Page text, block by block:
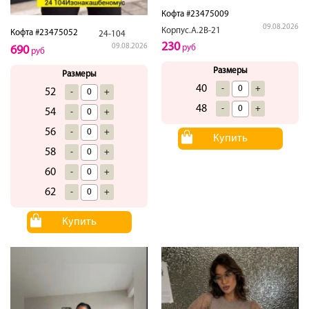
Кофта #23475052 24-104
09.08.2026
690руб
Размеры
52 - +
54 - +
56 - +
58 - +
60 - +
62 - +
Купить
Кофта #23475009
Корпус.А.2В-21
09.08.2026
230руб
Размеры
40 - +
48 - +
Купить